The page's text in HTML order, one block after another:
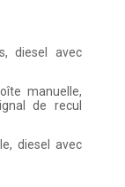
diesel avec
manuelle,
de recul
diesel avec